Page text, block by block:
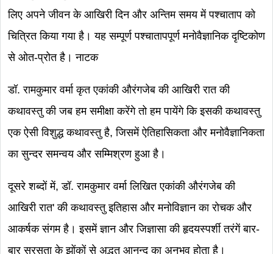
लिए अपने जीवन के आखिरी दिन और अन्तिम समय में पश्चाताप को
चित्रित किया गया है। यह सम्पूर्ण पश्चातापपूर्ण मनोवैज्ञानिक दृष्टिकोण
से ओत-प्रोत है। नाटक
डॉ. रामकुमार वर्मा कृत एकांकी औरंगजेब की आखिरी रात की
कथावस्तु की जब हम समीक्षा करेंगे तो हम पायेंगे कि इसकी कथावस्तु
एक ऐसी विशुद्ध कथावस्तु है, जिसमें ऐतिहासिकता और मनोवैज्ञानिकता
का सुन्दर समन्वय और सम्मिश्रण हुआ है।
दूसरे शब्दों में, डॉ. रामकुमार वर्मा लिखित एकांकी औरंगजेब की
आखिरी रात' की कथावस्तु इतिहास और मनोविज्ञान का रोचक और
आकर्षक संगम है। इसमें ज्ञान और जिज्ञासा की हृदयस्पर्शी तरंगें बार-
बार सरसता के झोंकों से अद्भुत आनन्द का अनुभव होता है।